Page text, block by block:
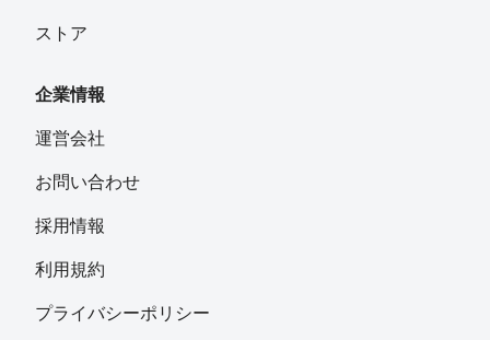
ストア
企業情報
運営会社
お問い合わせ
採用情報
利用規約
プライバシーポリシー